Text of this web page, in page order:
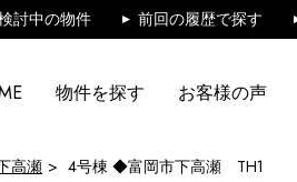
討中の物件 前回の履歴で探す
物件を探す お客様の声
高瀬 4号棟 ◆富岡市下高瀬 TH1